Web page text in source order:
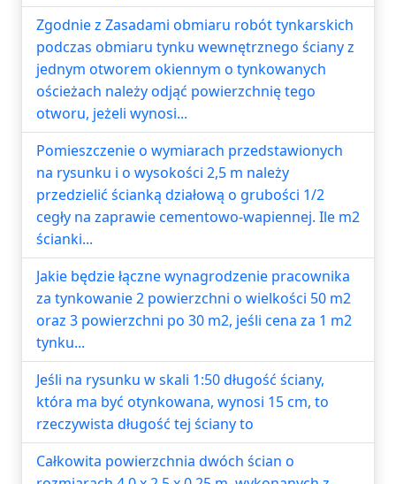
Zgodnie z Zasadami obmiaru robót tynkarskich
podczas obmiaru tynku wewnętrznego ściany z
jednym otworem okiennym o tynkowanych
ościeżach należy odjąć powierzchnię tego
otworu, jeżeli wynosi...
Pomieszczenie o wymiarach przedstawionych
na rysunku i o wysokości 2,5 m należy
przedzielić ścianką działową o grubości 1/2
cegły na zaprawie cementowo-wapiennej. Ile m2
ścianki...
Jakie będzie łączne wynagrodzenie pracownika
za tynkowanie 2 powierzchni o wielkości 50 m2
oraz 3 powierzchni po 30 m2, jeśli cena za 1 m2
tynku...
Jeśli na rysunku w skali 1:50 długość ściany,
która ma być otynkowana, wynosi 15 cm, to
rzeczywista długość tej ściany to
Całkowita powierzchnia dwóch ścian o